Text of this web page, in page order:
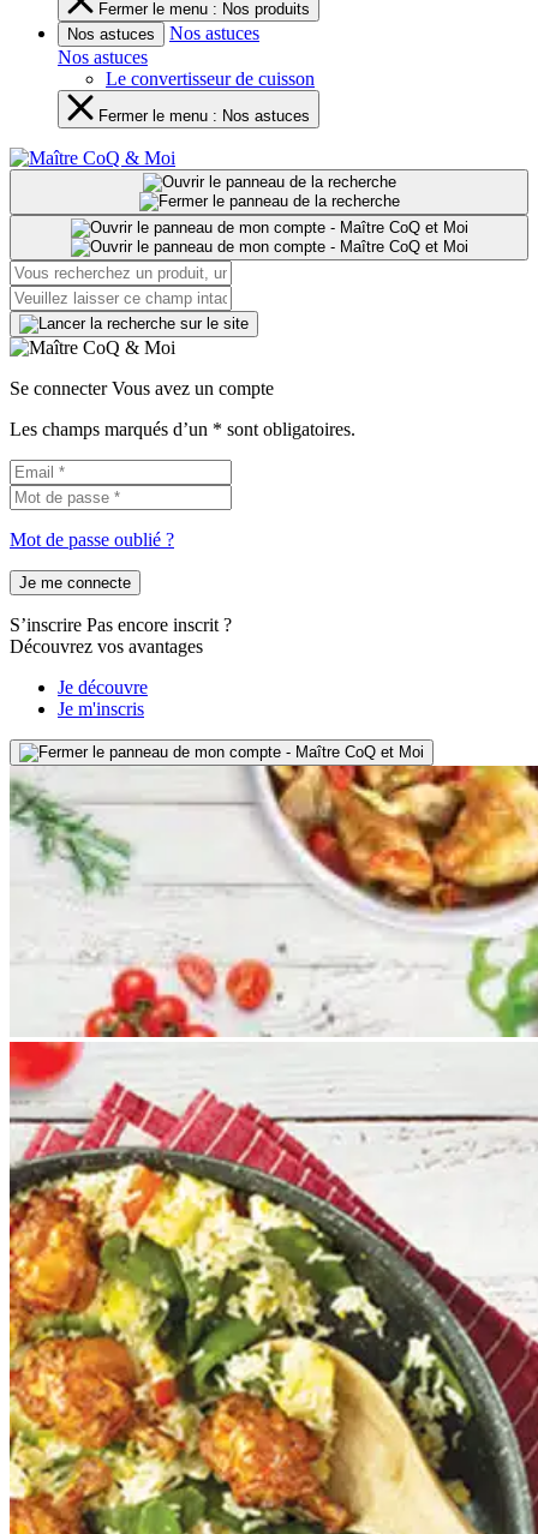
Fermer le menu : Nos produits
Nos astuces
Nos astuces
Nos astuces
Le convertisseur de cuisson
Fermer le menu : Nos astuces
Se connecter Vous avez un compte
Les champs marqués d’un * sont obligatoires.
Mot de passe oublié ?
Je me connecte
S’inscrire Pas encore inscrit ?
Découvrez vos avantages
Je découvre
Je m'inscris